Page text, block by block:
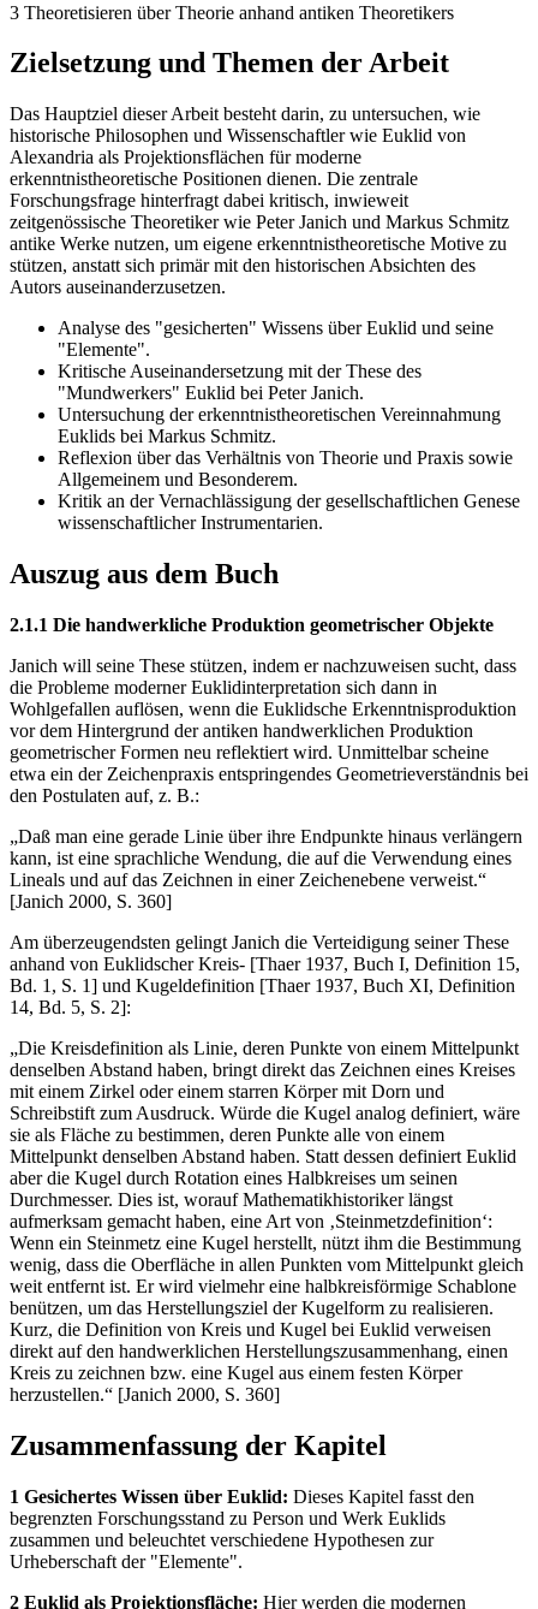
3 Theoretisieren über Theorie anhand antiken Theoretikers
Zielsetzung und Themen der Arbeit
Das Hauptziel dieser Arbeit besteht darin, zu untersuchen, wie
historische Philosophen und Wissenschaftler wie Euklid von
Alexandria als Projektionsflächen für moderne
erkenntnistheoretische Positionen dienen. Die zentrale
Forschungsfrage hinterfragt dabei kritisch, inwieweit
zeitgenössische Theoretiker wie Peter Janich und Markus Schmitz
antike Werke nutzen, um eigene erkenntnistheoretische Motive zu
stützen, anstatt sich primär mit den historischen Absichten des
Autors auseinanderzusetzen.
Analyse des "gesicherten" Wissens über Euklid und seine
"Elemente".
Kritische Auseinandersetzung mit der These des
"Mundwerkers" Euklid bei Peter Janich.
Untersuchung der erkenntnistheoretischen Vereinnahmung
Euklids bei Markus Schmitz.
Reflexion über das Verhältnis von Theorie und Praxis sowie
Allgemeinem und Besonderem.
Kritik an der Vernachlässigung der gesellschaftlichen Genese
wissenschaftlicher Instrumentarien.
Auszug aus dem Buch
2.1.1 Die handwerkliche Produktion geometrischer Objekte
Janich will seine These stützen, indem er nachzuweisen sucht, dass
die Probleme moderner Euklidinterpretation sich dann in
Wohlgefallen auflösen, wenn die Euklidsche Erkenntnisproduktion
vor dem Hintergrund der antiken handwerklichen Produktion
geometrischer Formen neu reflektiert wird. Unmittelbar scheine
etwa ein der Zeichenpraxis entspringendes Geometrieverständnis bei
den Postulaten auf, z. B.:
„Daß man eine gerade Linie über ihre Endpunkte hinaus verlängern
kann, ist eine sprachliche Wendung, die auf die Verwendung eines
Lineals und auf das Zeichnen in einer Zeichenebene verweist.“
[Janich 2000, S. 360]
Am überzeugendsten gelingt Janich die Verteidigung seiner These
anhand von Euklidscher Kreis- [Thaer 1937, Buch I, Definition 15,
Bd. 1, S. 1] und Kugeldefinition [Thaer 1937, Buch XI, Definition
14, Bd. 5, S. 2]:
„Die Kreisdefinition als Linie, deren Punkte von einem Mittelpunkt
denselben Abstand haben, bringt direkt das Zeichnen eines Kreises
mit einem Zirkel oder einem starren Körper mit Dorn und
Schreibstift zum Ausdruck. Würde die Kugel analog definiert, wäre
sie als Fläche zu bestimmen, deren Punkte alle von einem
Mittelpunkt denselben Abstand haben. Statt dessen definiert Euklid
aber die Kugel durch Rotation eines Halbkreises um seinen
Durchmesser. Dies ist, worauf Mathematikhistoriker längst
aufmerksam gemacht haben, eine Art von ‚Steinmetzdefinition‘:
Wenn ein Steinmetz eine Kugel herstellt, nützt ihm die Bestimmung
wenig, dass die Oberfläche in allen Punkten vom Mittelpunkt gleich
weit entfernt ist. Er wird vielmehr eine halbkreisförmige Schablone
benützen, um das Herstellungsziel der Kugelform zu realisieren.
Kurz, die Definition von Kreis und Kugel bei Euklid verweisen
direkt auf den handwerklichen Herstellungszusammenhang, einen
Kreis zu zeichnen bzw. eine Kugel aus einem festen Körper
herzustellen.“ [Janich 2000, S. 360]
Zusammenfassung der Kapitel
1 Gesichertes Wissen über Euklid: Dieses Kapitel fasst den
begrenzten Forschungsstand zu Person und Werk Euklids
zusammen und beleuchtet verschiedene Hypothesen zur
Urheberschaft der "Elemente".
2 Euklid als Projektionsfläche: Hier werden die modernen